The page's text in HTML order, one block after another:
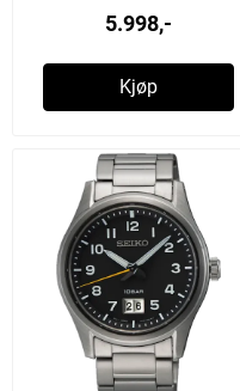
5.998,-
Kjøp